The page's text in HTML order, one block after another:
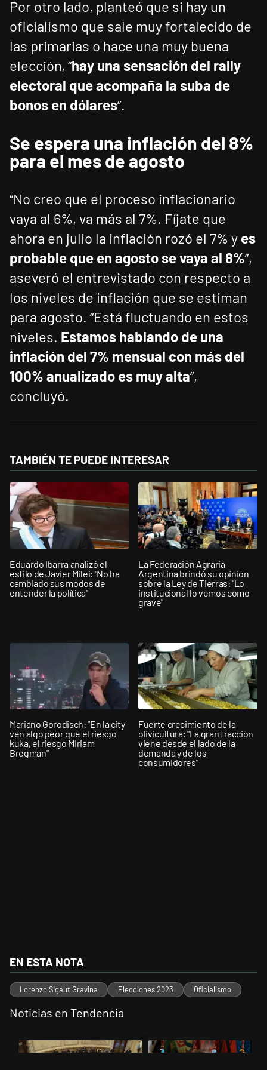
Por otro lado, planteó que si hay un
oficialismo que sale muy fortalecido de
las primarias o hace una muy buena
elección, “hay una sensación del rally
electoral que acompaña la suba de
bonos en dólares”.
Se espera una inflación del 8%
para el mes de agosto
“No creo que el proceso inflacionario
vaya al 6%, va más al 7%. Fíjate que
ahora en julio la inflación rozó el 7% y es
probable que en agosto se vaya al 8%”,
aseveró el entrevistado con respecto a
los niveles de inflación que se estiman
para agosto. “Está fluctuando en estos
niveles. Estamos hablando de una
inflación del 7% mensual con más del
100% anualizado es muy alta”,
concluyó.
TAMBIÉN TE PUEDE INTERESAR
Eduardo Ibarra analizó el
estilo de Javier Milei: "No ha
cambiado sus modos de
entender la política"
La Federación Agraria
Argentina brindó su opinión
sobre la Ley de Tierras: "Lo
institucional lo vemos como
grave"
Mariano Gorodisch: "En la city
ven algo peor que el riesgo
kuka, el riesgo Miriam
Bregman"
Fuerte crecimiento de la
olivicultura: "La gran tracción
viene desde el lado de la
demanda y de los
consumidores”
EN ESTA NOTA
Lorenzo Sigaut Gravina Elecciones 2023 Oficialismo
Noticias en Tendencia
Un artículo de tendencia con el título "El Senado dio media sanción
Un artículo de tendencia con el